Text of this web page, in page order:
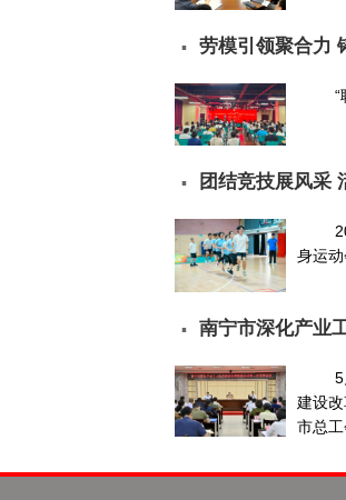
▪ 劳模引领聚合力
“
▪ 团结竞技展风
身运
▪ 南宁市深化产业
建设
市总